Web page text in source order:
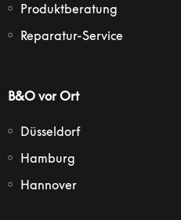
Produktberatung
Reparatur-Service
B&O vor Ort
Düsseldorf
Hamburg
Hannover